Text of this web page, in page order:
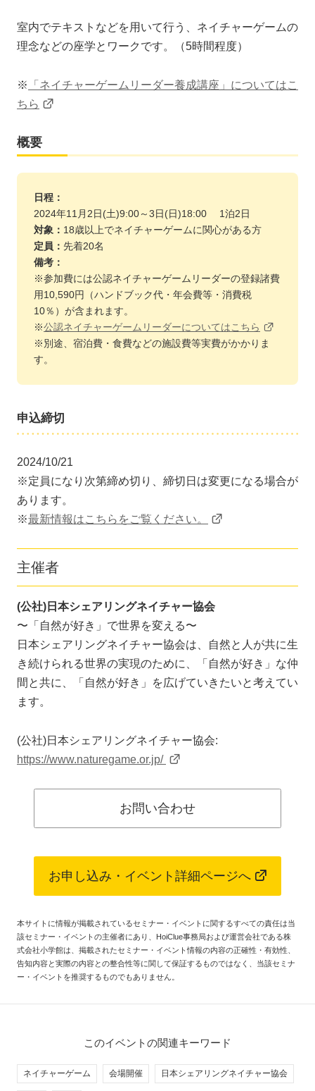
室内でテキストなどを用いて行う、ネイチャーゲームの
理念などの座学とワークです。（5時間程度）
※
「ネイチャーゲームリーダー養成講座」についてはこ
ちら
概要
日程：
2024年11月2日(土)9:00～3日(日)18:00 1泊2日
対象： 18歳以上でネイチャーゲームに関心がある方
定員： 先着20名
備考：
※参加費には公認ネイチャーゲームリーダーの登録諸費
用10,590円（ハンドブック代・年会費等・消費税
10％）が含まれます。
※公認ネイチャーゲームリーダーについてはこちら
※別途、宿泊費・食費などの施設費等実費がかかりま
す。
申込締切
2024/10/21
※定員になり次第締め切り、締切日は変更になる場合が
あります。
※最新情報はこちらをご覧ください。
主催者
(公社)日本シェアリングネイチャー協会
〜「自然が好き」で世界を変える〜
日本シェアリングネイチャー協会は、自然と人が共に生
き続けられる世界の実現のために、「自然が好き」な仲
間と共に、「自然が好き」を広げていきたいと考えてい
ます。
(公社)日本シェアリングネイチャー協会:
https://www.naturegame.or.jp/
お問い合わせ
お申し込み・イベント詳細ページへ
本サイトに情報が掲載されているセミナー・イベントに関するすべての責任は当
該セミナー・イベントの主催者にあり、HoiClue事務局および運営会社である株
式会社小学館は、掲載されたセミナー・イベント情報の内容の正確性・有効性、
告知内容と実際の内容との整合性等に関して保証するものではなく、当該セミナ
ー・イベントを推奨するものでもありません。
このイベントの関連キーワード
ネイチャーゲーム 会場開催 日本シェアリングネイチャー協会